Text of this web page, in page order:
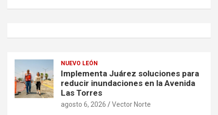
NUEVO LEÓN
Implementa Juárez soluciones para
reducir inundaciones en la Avenida
Las Torres
agosto 6, 2026 Vector Norte